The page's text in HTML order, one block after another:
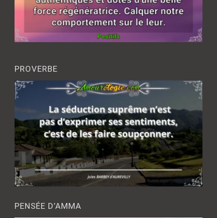
PROVERBE
PENSÉE D’AMMA